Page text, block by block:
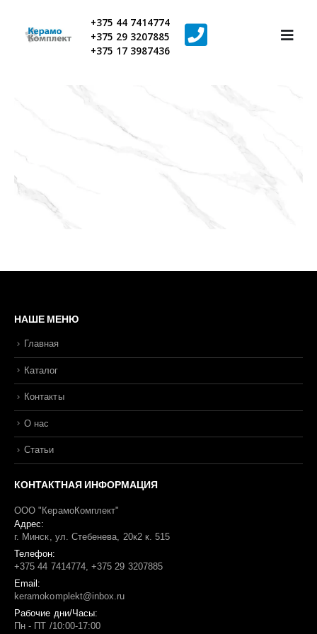
+375 44 7414774
+375 29 3207885
+375 17 3987436
НАШЕ МЕНЮ
Главная
Каталог
Контакты
О нас
Статьи
КОНТАКТНАЯ ИНФОРМАЦИЯ
ООО "КерамоКомплект"
Адрес:
г. Минск, ул. Стебенева, 20к2 к. 515
Телефон:
+375 44 7414774, +375 29 3207885
Email:
keramokomplekt@inbox.ru
Рабочие дни/Часы:
Пн - ПТ /10:00-17:00